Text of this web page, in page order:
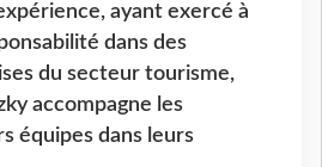
ayant exercé à
dans des
du secteur tourisme,
accompagne les
équipes dans leurs